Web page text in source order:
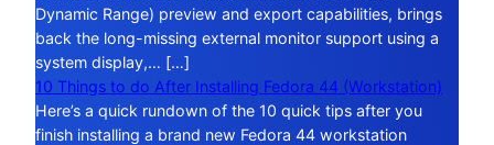
Dynamic Range) preview and export capabilities, brings
back the long-missing external monitor support using a
system display,… […]
10 Things to do After Installing Fedora 44 (Workstation)
Here’s a quick rundown of the 10 quick tips after you
finish installing a brand new Fedora 44 workstation